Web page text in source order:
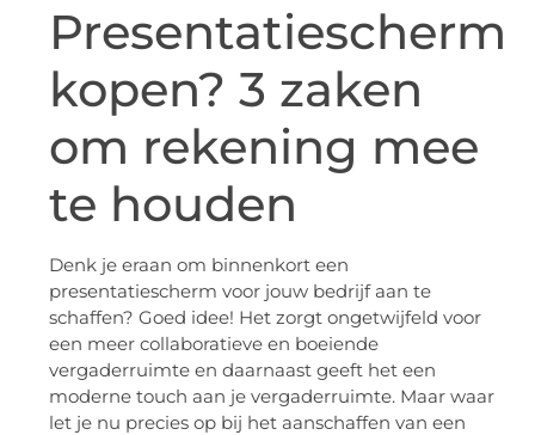
Presentatiescherm
kopen? 3 zaken
om rekening mee
te houden
Denk je eraan om binnenkort een
presentatiescherm voor jouw bedrijf aan te
schaffen? Goed idee! Het zorgt ongetwijfeld voor
een meer collaboratieve en boeiende
vergaderruimte en daarnaast geeft het een
moderne touch aan je vergaderruimte. Maar waar
let je nu precies op bij het aanschaffen van een